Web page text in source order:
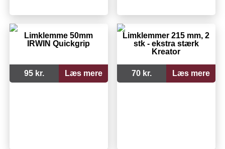
Limklemme 50mm
IRWIN Quickgrip
95 kr. Læs mere
Limklemmer 215 mm, 2
stk - ekstra stærk
Kreator
70 kr. Læs mere